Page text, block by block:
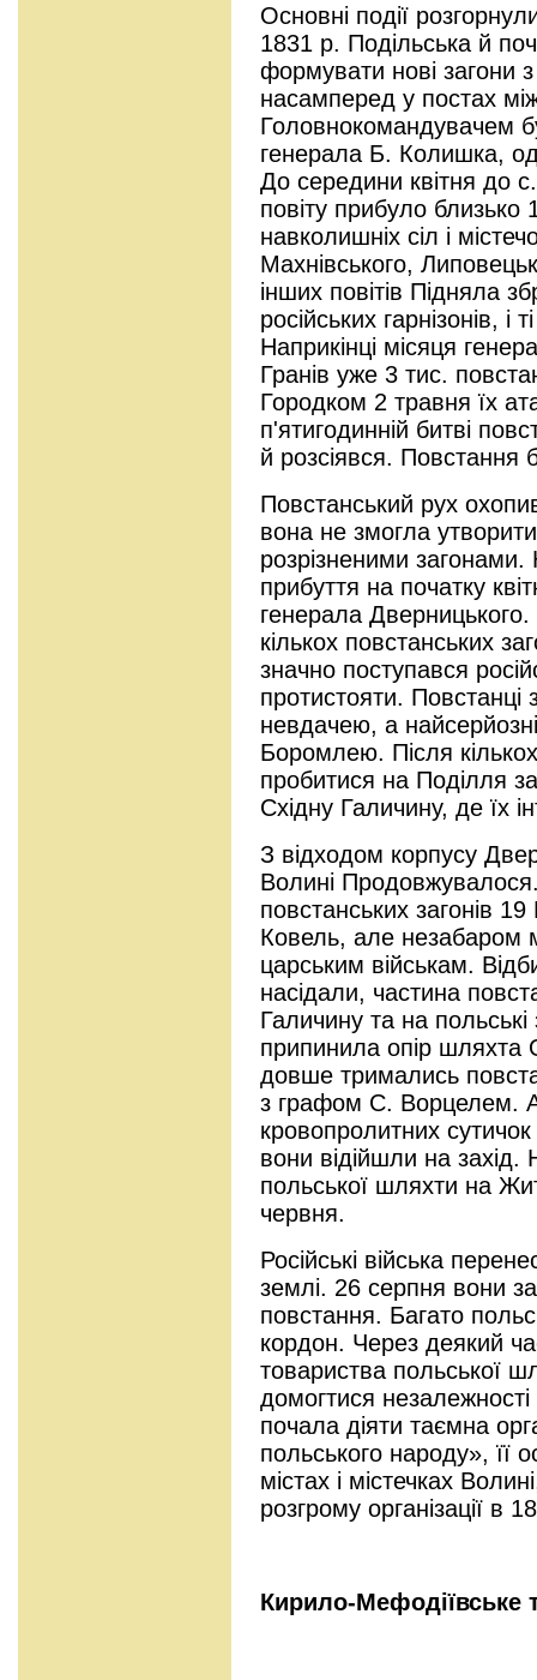
Основні події
1831 р. Подільська й
формувати нові загони
насамперед у постах
Головнокомандувачем
генерала Б. Колишка,
До середини квітня до
повіту прибуло близько
навколишніх сіл і
Махнівського,
інших повітів Підняла
російських гарнізонів, і
Наприкінці місяця
Гранів уже 3 тис.
Городком 2 травня їх
п'ятигодинній битві
й розсіявся.
Повстанський рух
вона не змогла
розрізненими загонами.
прибуття на початку
генерала
кількох повстанських
значно поступався
протистояти. Повстанці
невдачею, а
Боромлею. Після
пробитися на Поділля
Східну Галичину, де їх
З відходом корпусу
Волині
повстанських загонів
Ковель, але незабаром
царським військам.
насідали, частина
Галичину та на
припинила опір шляхта
довше тримались
з графом С. Ворцелем.
кровопролитних
вони відійшли на захід.
польської шляхти на
червня.
Російські війська
землі. 26 серпня вони
повстання. Багато
кордон. Через деякий
товариства польської
домогтися
почала діяти таємна
польського народу», її
містах і містечках
розгрому організації в
Кирило-Мефодіївське